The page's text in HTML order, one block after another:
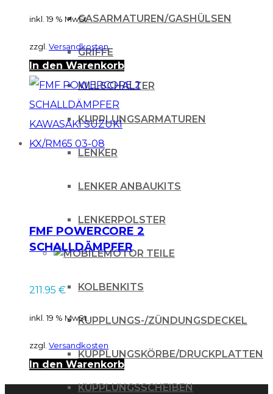
GASARMATUREN/GASHÜLSEN
GRIFFE
KILLSCHALTER
KUPPLUNGSARMATUREN
LENKER
LENKER ANBAUKITS
LENKERPOLSTER
MOTOR TEILE
KOLBENKITS
KUPPLUNGS-/ZÜNDUNGSDECKEL
KUPPLUNGSKÖRBE/DRUCKPLATTEN
KUPPLUNGSSCHEIBEN
inkl. 19 % MwSt.
zzgl. Versandkosten
In den Warenkorb
FMF POWERCORE 2
SCHALLDÄMPFER
211.95 €
inkl. 19 % MwSt.
zzgl. Versandkosten
In den Warenkorb